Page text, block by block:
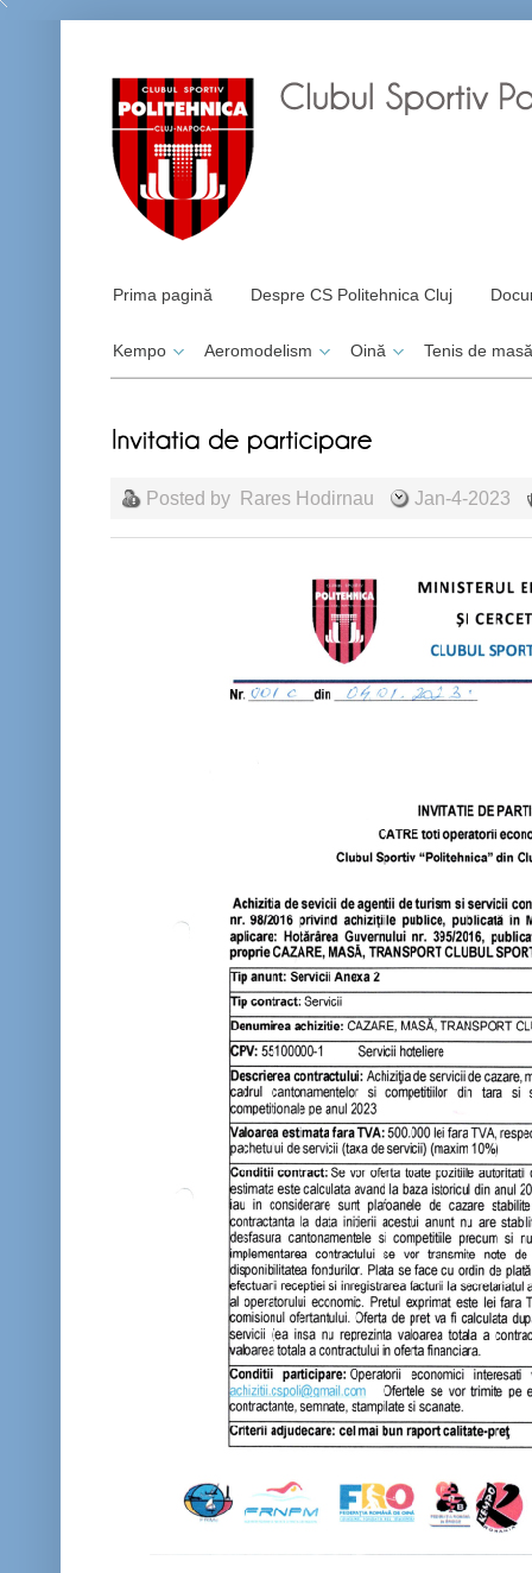
Prima pagină Despre CS Politehnica Cluj
Kempo Aeromodelism Oină Tenis de masă
Posted by Rares Hodirnau Jan-4-2023